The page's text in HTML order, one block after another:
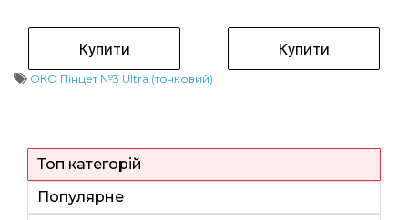
Купити Купити
ОКО Пінцет №3 Ultra (точковий)
Топ категорій
Популярне